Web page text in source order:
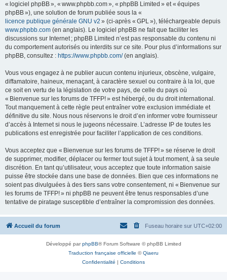
« logiciel phpBB », « www.phpbb.com », « phpBB Limited » et « équipes
phpBB »), une solution de forum publiée sous la «
licence publique générale GNU v2 » (ci-après « GPL »), téléchargeable depuis
www.phpbb.com (en anglais). Le logiciel phpBB ne fait que faciliter les
discussions sur Internet ; phpBB Limited n’est pas responsable du contenu ni
du comportement autorisés ou interdits sur ce site. Pour plus d’informations sur
phpBB, consultez : https://www.phpbb.com/(en anglais).
Vous vous engagez à ne publier aucun contenu injurieux, obscène, vulgaire,
diffamatoire, haineux, menaçant, à caractère sexuel ou contraire à la loi, que
ce soit en vertu de la législation de votre pays, de celle du pays où
« Bienvenue sur les forums de TFFP! » est hébergé, ou du droit international.
Tout manquement à cette règle peut entraîner votre exclusion immédiate et
définitive du site. Nous nous réservons le droit d’en informer votre fournisseur
d’accès à Internet si nous le jugeons nécessaire. L’adresse IP de toutes les
publications est enregistrée pour faciliter l’application de ces conditions.
Vous acceptez que « Bienvenue sur les forums de TFFP! » se réserve le droit
de supprimer, modifier, déplacer ou fermer tout sujet à tout moment, à sa seule
discrétion. En tant qu’utilisateur, vous acceptez que toute information saisie
puisse être stockée dans une base de données. Bien que ces informations ne
soient pas divulguées à des tiers sans votre consentement, ni « Bienvenue sur
les forums de TFFP! » ni phpBB ne peuvent être tenus responsables d’une
tentative de piratage susceptible d’entraîner la compromission des données.
Accueil du forum Fuseau horaire sur UTC+02:00
Développé parphpBB® Forum Software © phpBB Limited
Traduction française officielle ©Qiaeru
Confidentialité | Conditions